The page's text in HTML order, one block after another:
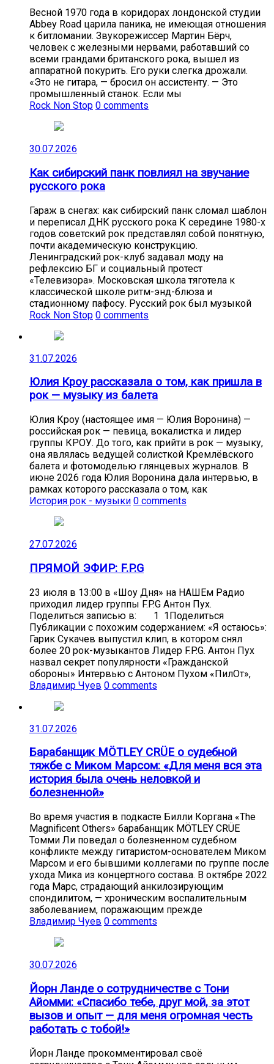
Весной 1970 года в коридорах лондонской студии
Abbey Road царила паника, не имеющая отношения
к битломании. Звукорежиссер Мартин Бёрч,
человек с железными нервами, работавший со
всеми грандами британского рока, вышел из
аппаратной покурить. Его руки слегка дрожали.
«Это не гитара, — бросил он ассистенту. — Это
промышленный станок. Если мы
Rock Non Stop 0 comments
30.07.2026
Как сибирский панк повлиял на звучание
русского рока
Гараж в снегах: как сибирский панк сломал шаблон
и переписал ДНК русского рока К середине 1980-х
годов советский рок представлял собой понятную,
почти академическую конструкцию.
Ленинградский рок-клуб задавал моду на
рефлексию БГ и социальный протест
«Телевизора». Московская школа тяготела к
классической школе ритм-энд-блюза и
стадионному пафосу. Русский рок был музыкой
Rock Non Stop 0 comments
31.07.2026
Юлия Кроу рассказала о том, как пришла в
рок — музыку из балета
Юлия Кроу (настоящее имя — Юлия Воронина) —
российская рок — певица, вокалистка и лидер
группы КРОУ. До того, как прийти в рок — музыку,
она являлась ведущей солисткой Кремлёвского
балета и фотомоделью глянцевых журналов. В
июне 2026 года Юлия Воронина дала интервью, в
рамках которого рассказала о том, как
История рок - музыки 0 comments
27.07.2026
ПРЯМОЙ ЭФИР: F.P.G
23 июля в 13:00 в «Шоу Дня» на НАШЕм Радио
приходил лидер группы F.P.G Антон Пух.
Поделиться записью в: 1 1Поделиться
Публикации с похожим содержанием: «Я остаюсь»:
Гарик Сукачев выпустил клип, в котором снял
более 20 рок-музыкантов Лидер F.P.G. Антон Пух
назвал секрет популярности «Гражданской
обороны» Интервью с Антоном Пухом «ПилОт»,
Владимир Чуев 0 comments
31.07.2026
Барабанщик MÖTLEY CRÜE о судебной
тяжбе с Миком Марсом: «Для меня вся эта
история была очень неловкой и
болезненной»
Во время участия в подкасте Билли Коргана «The
Magnificent Others» барабанщик MÖTLEY CRÜE
Томми Ли поведал о болезненном судебном
конфликте между гитаристом-основателем Миком
Марсом и его бывшими коллегами по группе после
ухода Мика из концертного состава. В октябре 2022
года Марс, страдающий анкилозирующим
спондилитом, — хроническим воспалительным
заболеванием, поражающим прежде
Владимир Чуев 0 comments
30.07.2026
Йорн Ланде о сотрудничестве с Тони
Айомми: «Спасибо тебе, друг мой, за этот
вызов и опыт — для меня огромная честь
работать с тобой!»
Йорн Ланде прокомментировал своё